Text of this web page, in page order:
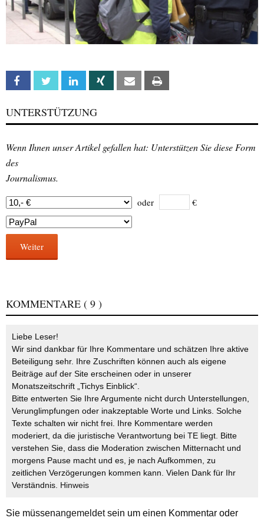
Facebook Twitter Linkedin Xing Email
UNTERSTÜTZUNG
Wenn Ihnen unser Artikel gefallen hat: Unterstützen Sie diese Form
des
Journalismus.
oder €
Weiter
KOMMENTARE ( 9 )
Liebe Leser!
Wir sind dankbar für Ihre Kommentare und schätzen Ihre aktive
Beteiligung sehr. Ihre Zuschriften können auch als eigene
Beiträge auf der Site erscheinen oder in unserer
Monatszeitschrift „Tichys Einblick“.
Bitte entwerten Sie Ihre Argumente nicht durch Unterstellungen,
Verunglimpfungen oder inakzeptable Worte und Links. Solche
Texte schalten wir nicht frei. Ihre Kommentare werden
moderiert, da die juristische Verantwortung bei TE liegt. Bitte
verstehen Sie, dass die Moderation zwischen Mitternacht und
morgens Pause macht und es, je nach Aufkommen, zu
zeitlichen Verzögerungen kommen kann. Vielen Dank für Ihr
Verständnis. Hinweis
Sie müssenangemeldetsein um einen Kommentar oder